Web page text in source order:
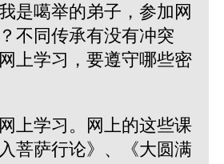
是噶举的弟子，参加网
不同传承有没有冲突
上学习，要遵守哪些密
上学习。网上的这些课
菩萨行论》、《大圆满